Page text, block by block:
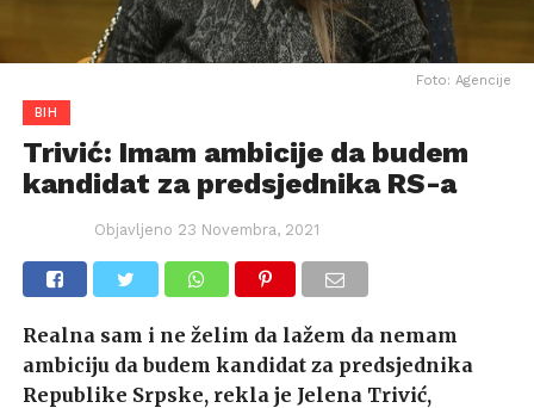
Foto: Agencije
BIH
Trivić: Imam ambicije da budem
kandidat za predsjednika RS-a
Objavljeno 23 Novembra, 2021
Realna sam i ne želim da lažem da nemam
ambiciju da budem kandidat za predsjednika
Republike Srpske, rekla je Jelena Trivić,